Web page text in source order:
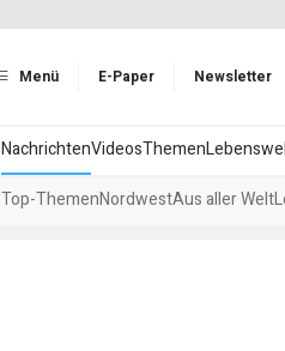
Menü E-Paper Newsletter
NachrichtenVideosThemen
Top-ThemenNordwestAus aller Welt